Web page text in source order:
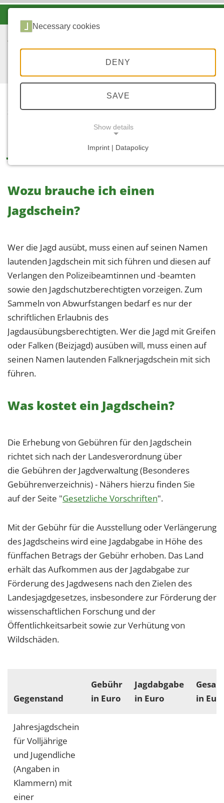
START ...
Wozu brauche ich einen
Jagdschein?
Wer die Jagd ausübt, muss einen auf seinen Namen
lautenden Jagdschein mit sich führen und diesen auf
Verlangen den Polizeibeamtinnen und -beamten
sowie den Jagdschutzberechtigten vorzeigen. Zum
Sammeln von Abwurfstangen bedarf es nur der
schriftlichen Erlaubnis des
Jagdausübungsberechtigten. Wer die Jagd mit Greifen
oder Falken (Beizjagd) ausüben will, muss einen auf
seinen Namen lautenden Falknerjagdschein mit sich
führen.
Was kostet ein Jagdschein?
Die Erhebung von Gebühren für den Jagdschein
richtet sich nach der Landesverordnung über
die Gebühren der Jagdverwaltung (Besonderes
Gebührenverzeichnis) - Nähers hierzu finden Sie
auf der Seite "Gesetzliche Vorschriften".
Mit der Gebühr für die Ausstellung oder Verlängerung
des Jagdscheins wird eine Jagdabgabe in Höhe des
fünffachen Betrags der Gebühr erhoben. Das Land
erhält das Aufkommen aus der Jagdabgabe zur
Förderung des Jagdwesens nach den Zielen des
Landesjagdgesetzes, insbesondere zur Förderung der
wissenschaftlichen Forschung und der
Öffentlichkeitsarbeit sowie zur Verhütung von
Wildschäden.
Gegenstand
Gebühr
in Euro
Jagdabgabe
in Euro
in
Jahresjagdschein
für Volljährige
und Jugendliche
(Angaben in
Klammern) mit
einer
Necessary cookies
DENY
SAVE
Show details
Imprint | Datapolicy